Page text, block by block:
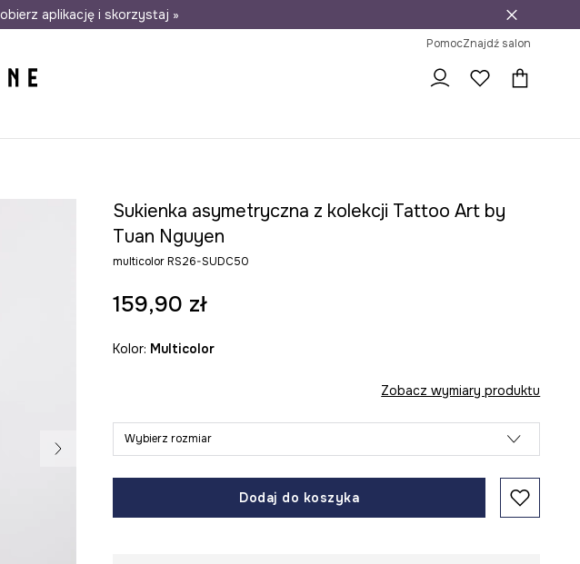
do salonów 30 dni na zwrot
aplikację i skorzystaj »
PomocZnajdź salon
Sukienka asymetryczna z kolekcji Tattoo Art by
Tuan Nguyen
multicolor RS26-SUDC50
159,90 zł
Kolor: multicolor
Zobacz wymiary produktu
Wybierz rozmiar
Dodaj do koszyka